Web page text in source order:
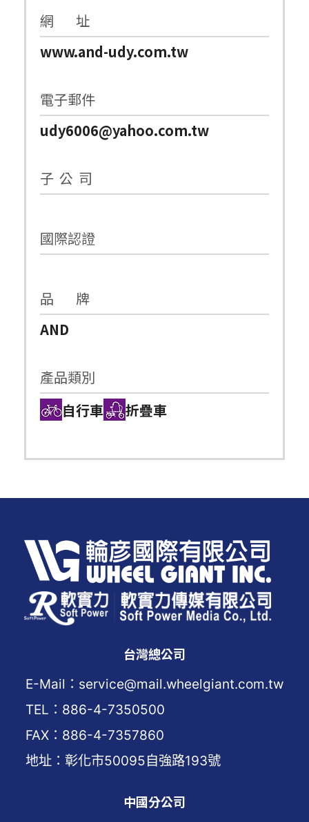
網 址
www.and-udy.com.tw
電子郵件
udy6006@yahoo.com.tw
子 公 司
國際認證
品 牌
AND
產品類別
自行車
折疊車
台灣總公司
E-Mail：service@mail.wheelgiant.com.tw
TEL：886-4-7350500
FAX：886-4-7357860
地址：彰化市50095自強路193號
中國分公司